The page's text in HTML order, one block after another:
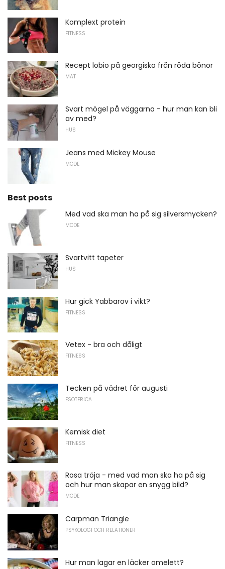
Komplext protein
FITNESS
Recept lobio på georgiska från röda bönor
MAT
Svart mögel på väggarna - hur man kan bli
av med?
HUS
Jeans med Mickey Mouse
MODE
Best posts
Med vad ska man ha på sig silversmycken?
MODE
Svartvitt tapeter
HUS
Hur gick Yabbarov i vikt?
FITNESS
Vetex - bra och dåligt
FITNESS
Tecken på vädret för augusti
ESOTERICA
Kemisk diet
FITNESS
Rosa tröja - med vad man ska ha på sig
och hur man skapar en snygg bild?
MODE
Carpman Triangle
PSYKOLOGI OCH RELATIONER
Hur man lagar en läcker omelett?